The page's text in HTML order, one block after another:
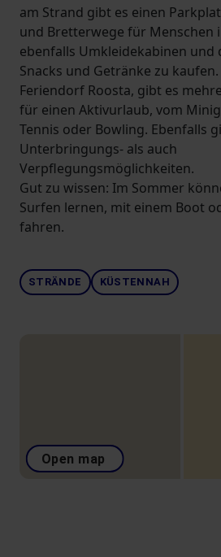
am Strand gibt es einen
und Bretterwege für Menschen
ebenfalls Umkleidekabinen und
Snacks und Getränke zu
Feriendorf Roosta, gibt es
für einen Aktivurlaub, vom
Tennis oder Bowling. Ebenfalls
Unterbringungs- als auch
Verpflegungsmöglichkeiten.
Gut zu wissen: Im Sommer
Surfen lernen, mit einem Boot
fahren.
STRÄNDE KÜSTENNAH
Open map